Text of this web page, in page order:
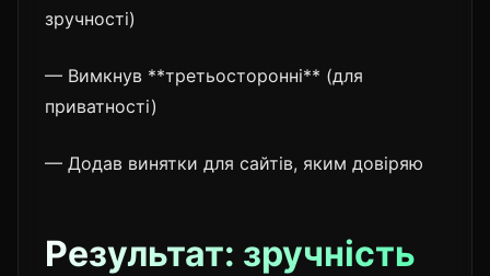
зручності)
— Вимкнув **третьосторонні** (для
приватності)
— Додав винятки для сайтів, яким довіряю
Результат: зручність